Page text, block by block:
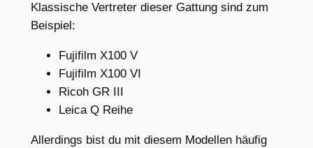
Klassische Vertreter dieser Gattung sind zum
Beispiel:
Fujifilm X100 V
Fujifilm X100 VI
Ricoh GR III
Leica Q Reihe
Allerdings bist du mit diesem Modellen häufig